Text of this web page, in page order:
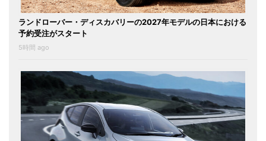
ランドローバー・ディスカバリーの2027年モデルの日本における
予約受注がスタート
5時間 ago